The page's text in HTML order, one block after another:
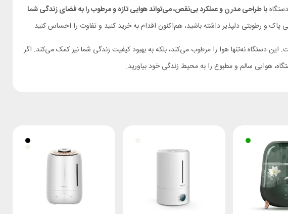
با طراحی مدرن و عملکرد بی‌نقص، می‌تواند هوایی تازه و مرطوب را به فضای زندگی شما
و رطوبتی دلپذیر داشته باشید، هم‌اکنون اقدام به خرید کنید و تفاوت را احساس کنید.
این دستگاه نه‌تنها هوا را مرطوب می‌کند، بلکه به بهبود کیفیت زندگی شما نیز کمک می‌کند. اگر
هوایی سالم و مطبوع را به محیط زندگی خود بیاورید.